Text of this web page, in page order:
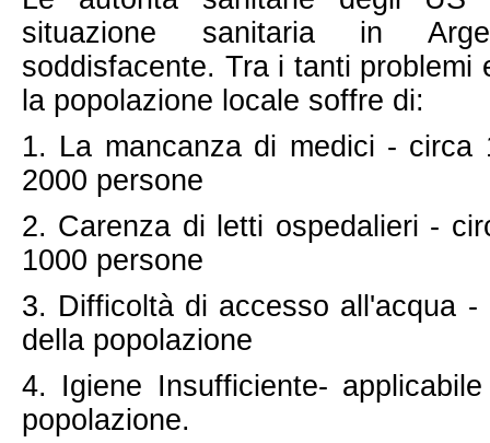
situazione sanitaria in
soddisfacente. Tra i tanti problemi
la popolazione locale soffre di:
1. La mancanza di medici - circa
2000 persone
2. Carenza di letti ospedalieri -
1000 persone
3. Difficoltà di accesso all'acqua -
della popolazione
4. Igiene Insufficiente-
popolazione.